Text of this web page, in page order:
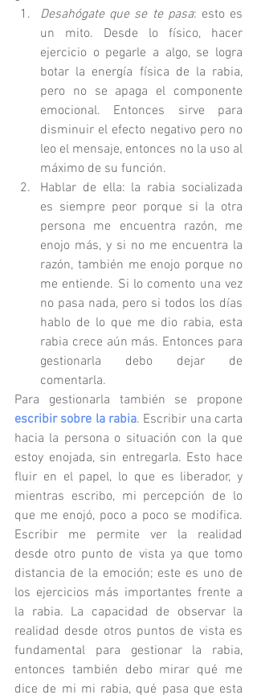
Desahógate que se te pasa: esto es
un mito. Desde lo físico, hacer
ejercicio o pegarle a algo, se logra
botar la energía física de la rabia,
pero no se apaga el componente
emocional. Entonces sirve para
disminuir el efecto negativo pero no
leo el mensaje, entonces no la uso al
máximo de su función.
Hablar de ella: la rabia socializada
es siempre peor porque si la otra
persona me encuentra razón, me
enojo más, y si no me encuentra la
razón, también me enojo porque no
me entiende. Si lo comento una vez
no pasa nada, pero si todos los días
hablo de lo que me dio rabia, esta
rabia crece aún más. Entonces para
gestionarla debo dejar de
comentarla.
escribir sobre la rabia. Escribir una carta
hacia la persona o situación con la que
estoy enojada, sin entregarla. Esto hace
fluir en el papel, lo que es liberador, y
mientras escribo, mi percepción de lo
que me enojó, poco a poco se modifica.
Escribir me permite ver la realidad
desde otro punto de vista ya que tomo
distancia de la emoción; este es uno de
los ejercicios más importantes frente a
la rabia. La capacidad de observar la
realidad desde otros puntos de vista es
fundamental para gestionar la rabia,
entonces también debo mirar qué me
dice de mi mi rabia, qué pasa que esta